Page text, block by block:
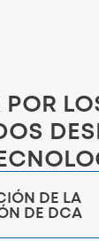
POR
DE LA
DE DCA